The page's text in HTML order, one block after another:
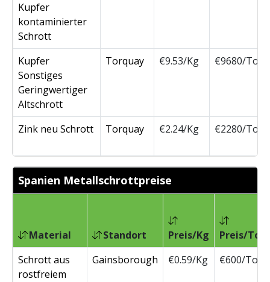
Kupfer
kontaminierter
Schrott
Kupfer
Sonstiges
Geringwertiger
Altschrott
Torquay €9.53/Kg €9680/Ton
Zink neu Schrott Torquay €2.24/Kg €2280/Ton
Spanien Metallschrottpreise
Material Standort Preis/Kg
Preis/
Schrott aus
rostfreiem
Gainsborough €0.59/Kg €600/Ton